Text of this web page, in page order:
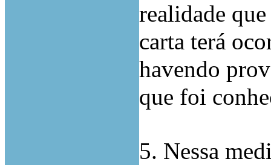
realidade
carta terá
havendo
que foi
5. Nessa